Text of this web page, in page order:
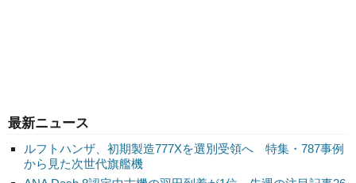
最新ニュース
ルフトハンザ、初期製造777Xを選別受領へ 特集・787事例
から見た次世代旗艦機